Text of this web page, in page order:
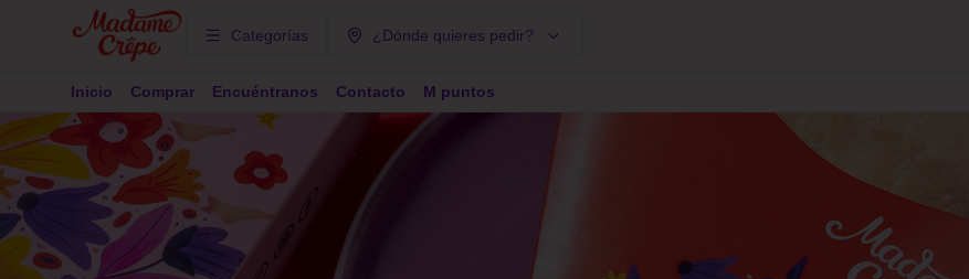
Categorías ¿Dónde quieres pedir?
Inicio Comprar Encuéntranos Contacto M puntos